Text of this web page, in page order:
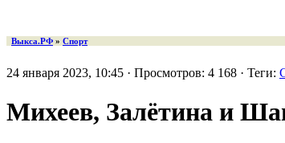
Выкса.РФ » Спорт
24 января 2023, 10:45 · Просмотров: 4 168 · Теги:
Михеев, Залётина и